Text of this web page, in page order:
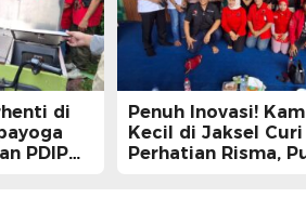
di
PDIP
Penuh Inovasi!
Kecil di Jaksel Curi
Perhatian Risma,